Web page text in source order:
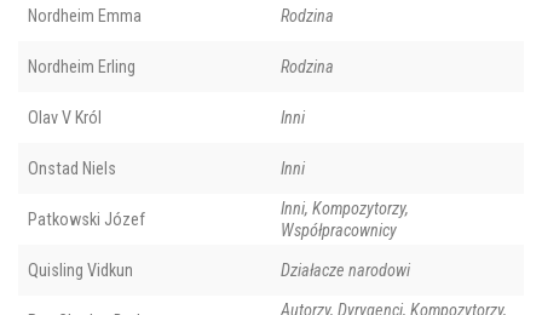
Nordheim Emma Rodzina
Nordheim Erling Rodzina
Olav V Król Inni
Onstad Niels Inni
Patkowski Józef
Inni, Kompozytorzy,
Współpracownicy
Quisling Vidkun Działacze narodowi
Autorzy, Dyrygenci, Kompozytorzy,